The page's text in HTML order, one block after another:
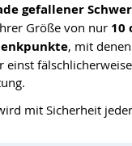
gefallener
Größe von nur 10
, mit
einst
mit Sicherheit